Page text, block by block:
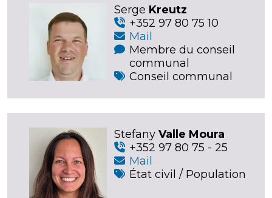
Serge Kreutz
+352 97 80 75 10
Mail
Membre du conseil
communal
Conseil communal
Stefany Valle Moura
+352 97 80 75 - 25
Mail
État civil / Population